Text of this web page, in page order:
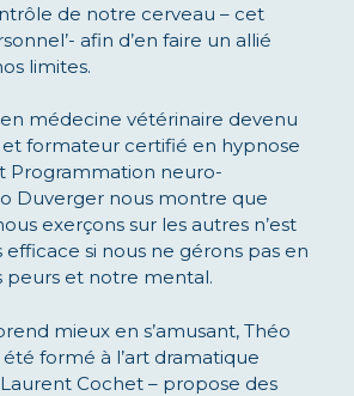
de notre cerveau – cet
afin d’en faire un allié
limites.
médecine vétérinaire devenu
formateur certifié en hypnose
Programmation neuro-
Duverger nous montre que
exerçons sur les autres n’est
si nous ne gérons pas en
peurs et notre mental.
mieux en s’amusant, Théo
formé à l’art dramatique
Cochet – propose des